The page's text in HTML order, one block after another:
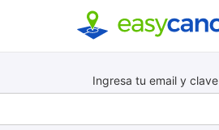
Ingresa tu email y clave